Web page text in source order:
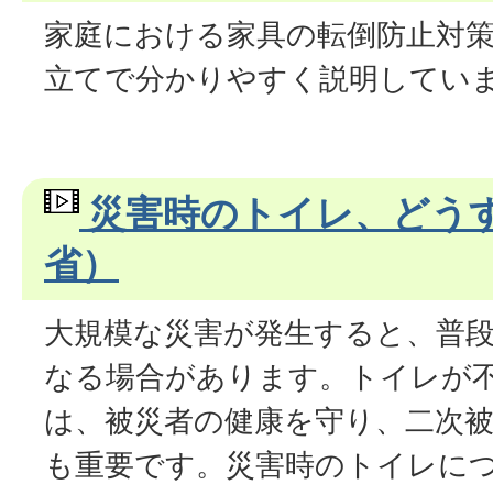
家庭における家具の転倒防止対
立てで分かりやすく説明してい
災害時のトイレ、どう
省）
大規模な災害が発生すると、普
なる場合があります。トイレが
は、被災者の健康を守り、二次
も重要です。災害時のトイレに